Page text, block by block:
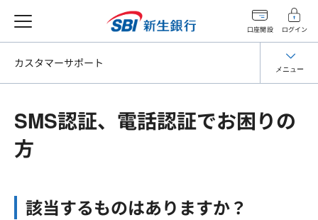
口座開設 ログイン
SMS認証、電話認証でお困りの
方
該当するものはありますか？
カスタマーサポート メニュー